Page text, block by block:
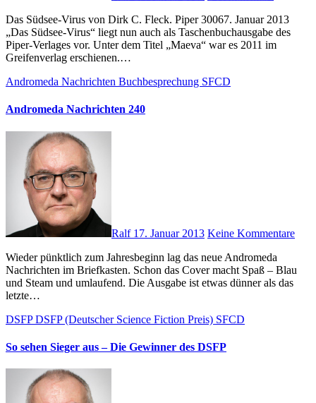
Das Südsee-Virus von Dirk C. Fleck. Piper 30067. Januar 2013
„Das Südsee-Virus“ liegt nun auch als Taschenbuchausgabe des
Piper-Verlages vor. Unter dem Titel „Maeva“ war es 2011 im
Greifenverlag erschienen.…
Andromeda Nachrichten Buchbesprechung SFCD
Andromeda Nachrichten 240
Ralf 17. Januar 2013 Keine Kommentare
Wieder pünktlich zum Jahresbeginn lag das neue Andromeda
Nachrichten im Briefkasten. Schon das Cover macht Spaß – Blau
und Steam und umlaufend. Die Ausgabe ist etwas dünner als das
letzte…
DSFPDSFP (Deutscher Science Fiction Preis) SFCD
So sehen Sieger aus – Die Gewinner des DSFP